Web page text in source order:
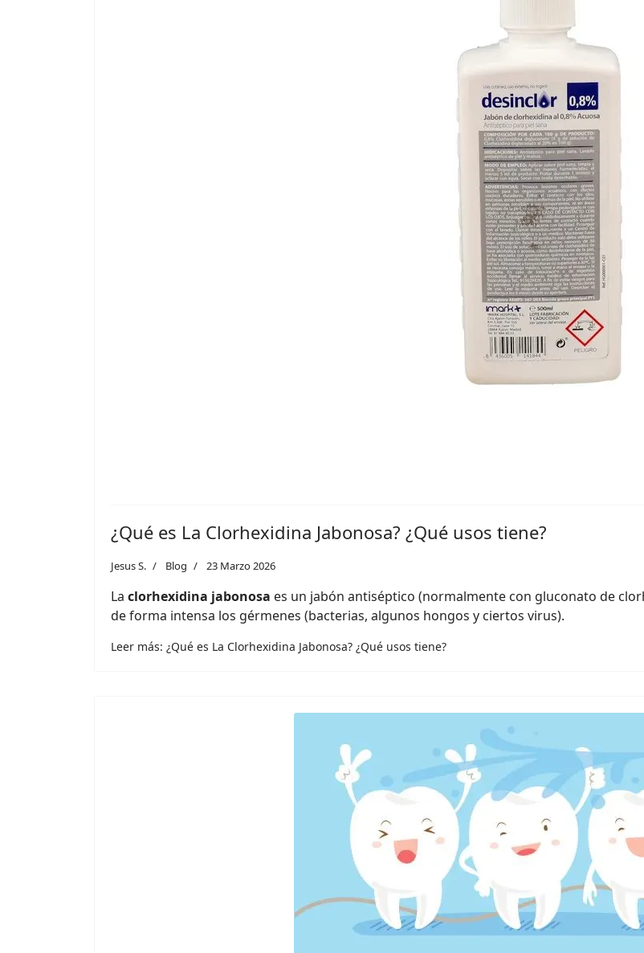
¿Qué es La Clorhexidina Jabonosa? ¿Qué usos tiene?
Jesus S. Blog 23 Marzo 2026
La clorhexidina jabonosa es un jabón antiséptico (normalmente con gluconato de
de forma intensa los gérmenes (bacterias, algunos hongos y ciertos virus).
Leer más: ¿Qué es La Clorhexidina Jabonosa? ¿Qué usos tiene?